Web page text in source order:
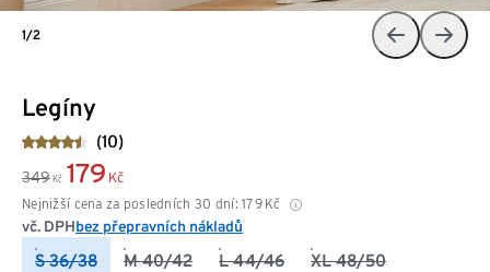
Legíny
(10)
349 Kč 179 Kč
Nejnižší cena za posledních 30 dní: 179 Kč
vč. DPHbez přepravních nákladů
S 36/38 M 40/42 L 44/46 XL 48/50
1/2